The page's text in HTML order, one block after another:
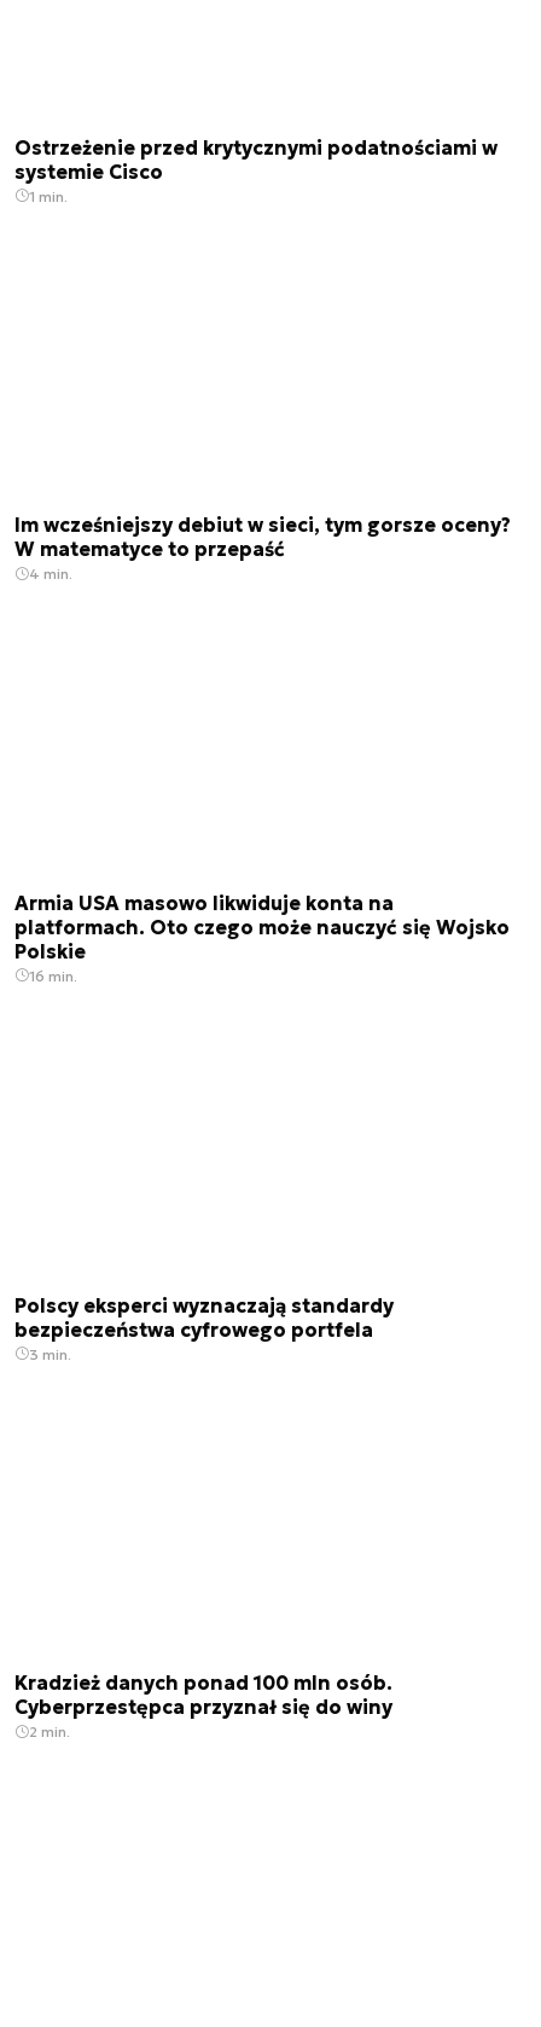
Ostrzeżenie przed krytycznymi podatnościami w
systemie Cisco
1 min.
Im wcześniejszy debiut w sieci, tym gorsze oceny?
W matematyce to przepaść
4 min.
Armia USA masowo likwiduje konta na
platformach. Oto czego może nauczyć się Wojsko
Polskie
16 min.
Polscy eksperci wyznaczają standardy
bezpieczeństwa cyfrowego portfela
3 min.
Kradzież danych ponad 100 mln osób.
Cyberprzestępca przyznał się do winy
2 min.